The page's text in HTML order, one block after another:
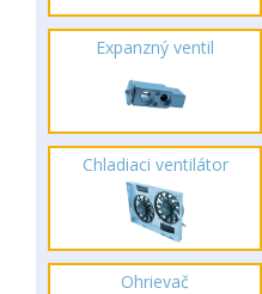
Expanzný ventil
Chladiaci ventilátor
Ohrievač